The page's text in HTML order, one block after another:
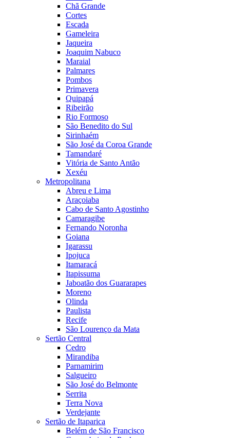
Chã Grande
Cortes
Escada
Gameleira
Jaqueira
Joaquim Nabuco
Maraial
Palmares
Pombos
Primavera
Quipapá
Ribeirão
Rio Formoso
São Benedito do Sul
Sirinhaém
São José da Coroa Grande
Tamandaré
Vitória de Santo Antão
Xexéu
Metropolitana
Abreu e Lima
Araçoiaba
Cabo de Santo Agostinho
Camaragibe
Fernando Noronha
Goiana
Igarassu
Ipojuca
Itamaracá
Itapissuma
Jaboatão dos Guararapes
Moreno
Olinda
Paulista
Recife
São Lourenço da Mata
Sertão Central
Cedro
Mirandiba
Parnamirim
Salgueiro
São José do Belmonte
Serrita
Terra Nova
Verdejante
Sertão de Itaparica
Belém de São Francisco